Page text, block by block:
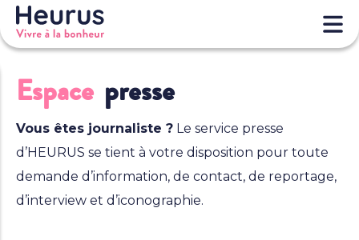
Espace presse
Vous êtes journaliste ? Le service presse
d’HEURUS se tient à votre disposition pour toute
demande d’information, de contact, de reportage,
d’interview et d’iconographie.